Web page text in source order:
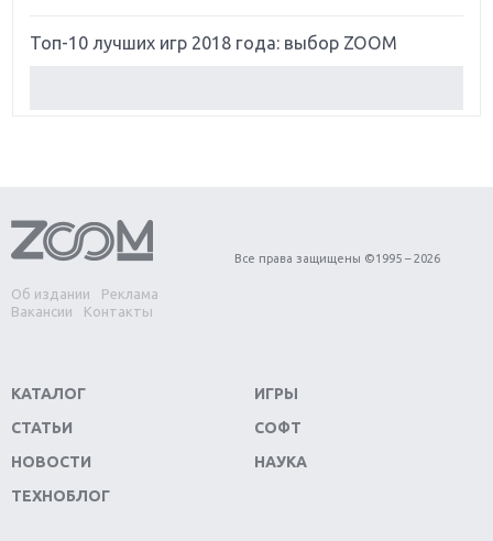
Топ-10 лучших игр 2018 года: выбор ZOOM
Обзор игры Forza Horizon 4: вершина эволюции
Две важных новинки для консолей: Spider-Man и
Divinity Original Sin 2
Switch
Обзор игры The Crew 2: покорение Америки
Важнейшие анонсы E3 2018
Об издании
Реклама
Вакансии
Контакты
Все права защищены ©1995 – 2026
КАТАЛОГ
СТАТЬИ
НОВОСТИ
ТЕХНОБЛОГ
ИГРЫ
СОФТ
НАУКА